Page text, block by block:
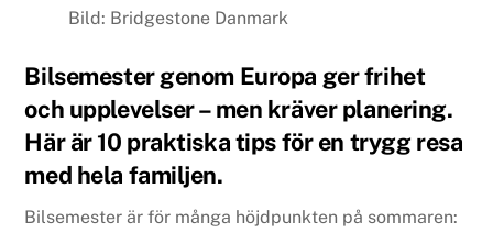
Bild: Bridgestone Danmark
Bilsemester genom Europa ger frihet
och upplevelser – men kräver planering.
Här är 10 praktiska tips för en trygg resa
med hela familjen.
Bilsemester är för många höjdpunkten på sommaren: